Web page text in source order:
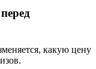
какую цену